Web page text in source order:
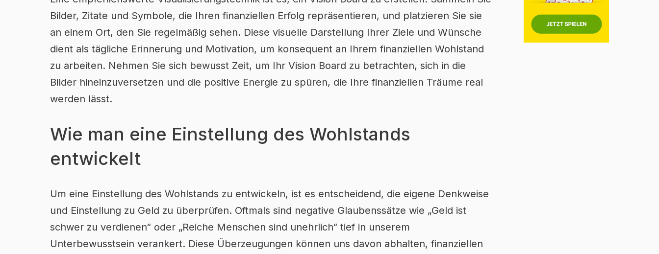
Bilder, Zitate und Symbole, die Ihren finanziellen Erfolg repräsentieren, und platzieren Sie sie
an einem Ort, den Sie regelmäßig sehen. Diese visuelle Darstellung Ihrer Ziele und Wünsche
dient als tägliche Erinnerung und Motivation, um konsequent an Ihrem finanziellen Wohlstand
zu arbeiten. Nehmen Sie sich bewusst Zeit, um Ihr Vision Board zu betrachten, sich in die
Bilder hineinzuversetzen und die positive Energie zu spüren, die Ihre finanziellen Träume real
werden lässt.
Wie man eine Einstellung des Wohlstands
entwickelt
Um eine Einstellung des Wohlstands zu entwickeln, ist es entscheidend, die eigene Denkweise
und Einstellung zu Geld zu überprüfen. Oftmals sind negative Glaubenssätze wie „Geld ist
schwer zu verdienen“ oder „Reiche Menschen sind unehrlich“ tief in unserem
Unterbewusstsein verankert. Diese Überzeugungen können uns davon abhalten, finanziellen